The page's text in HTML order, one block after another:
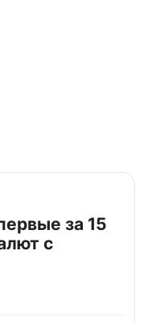
за 15
с